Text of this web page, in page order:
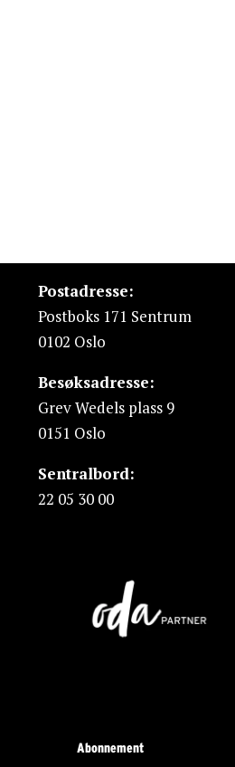
Postadresse:
Postboks 171 Sentrum
0102 Oslo
Besøksadresse:
Grev Wedels plass 9
0151 Oslo
Sentralbord:
22 05 30 00
Abonnement